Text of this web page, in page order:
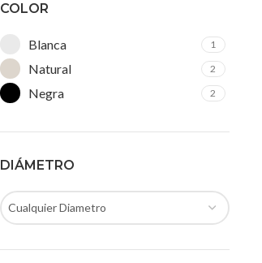
COLOR
Blanca 1
Natural 2
Negra 2
DIÁMETRO
Cualquier Diametro